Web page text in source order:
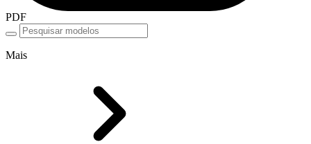
PDF
Mais